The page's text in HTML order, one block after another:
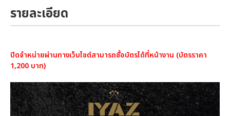
รายละเอียด
ปิดจำหน่ายผ่านทางเว็บไซต์สามารถซื้อบัตรได้ที่หน้างาน (บัตรราคา
1,200 บาท)